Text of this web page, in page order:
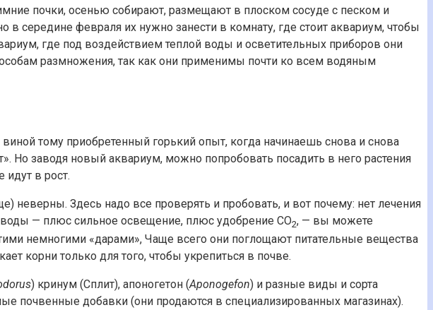
почки, осенью собирают, размещают в плоском сосуде с песком и
середине февраля их нужно занести в комнату, где стоит аквариум, чтобы
где под воздействием теплой воды и осветительных приборов они
размножения, так как они применимы почти ко всем водяным
тому приобретенный горький опыт, когда начинаешь снова и снова
Но заводя новый аквариум, можно попробовать посадить в него растения
в рост.
неверны. Здесь надо все проверять и пробовать, и вот почему: нет лечения
воды — плюс сильное освещение, плюс удобрение СО2, — вы можете
немногими «дарами», Чаще всего они поглощают питательные вещества
корни только для того, чтобы укрепиться в почве.
) кринум (Сплит), апоногетон (Aponogefon) и разные виды и сорта
почвенные добавки (они продаются в специализированных магазинах).